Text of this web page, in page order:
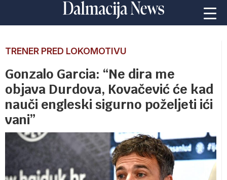
TRENER PRED LOKOMOTIVU
Gonzalo Garcia: “Ne dira me
objava Durdova, Kovačević će kad
nauči engleski sigurno poželjeti ići
vani”